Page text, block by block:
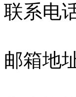
联系电
邮箱地